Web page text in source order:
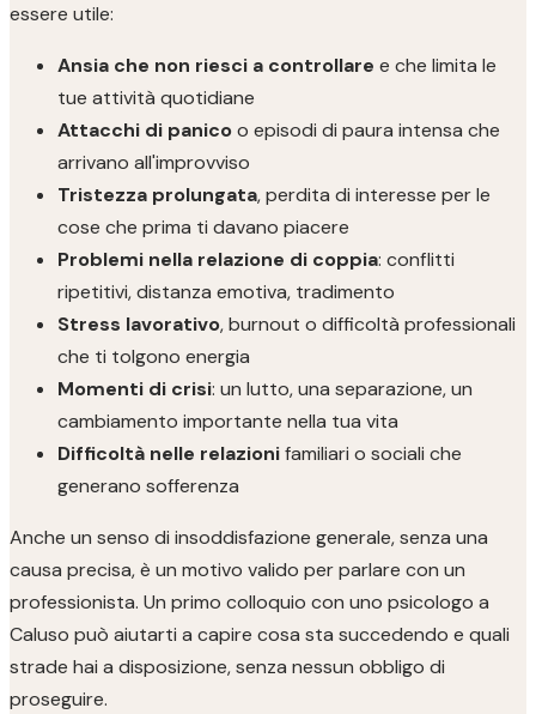
essere utile:
Ansia che non riesci a controllare e che limita le
tue attività quotidiane
Attacchi di panicoo episodi di paura intensa che
arrivano all'improvviso
Tristezza prolungata, perdita di interesse per le
cose che prima ti davano piacere
Problemi nella relazione di coppia: conflitti
ripetitivi, distanza emotiva, tradimento
Stress lavorativo, burnout o difficoltà professionali
che ti tolgono energia
Momenti di crisi: un lutto, una separazione, un
cambiamento importante nella tua vita
Difficoltà nelle relazionifamiliari o sociali che
generano sofferenza
Anche un senso di insoddisfazione generale, senza una
causa precisa, è un motivo valido per parlare con un
professionista. Un primo colloquio con uno psicologo a
Caluso può aiutarti a capire cosa sta succedendo e quali
strade hai a disposizione, senza nessun obbligo di
proseguire.